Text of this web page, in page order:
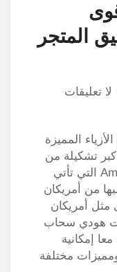
المتجر
لا تعليقات
المميزة
تشكيلة من
منتجات American eagle ksa online التي تأتي
من أمريكان
مثل أمريكان
هودي سحاب
إمكانية
مختلفة